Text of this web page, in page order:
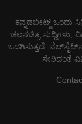
ಕನ್ನಡಬೀಟ್ಜ್ ಒಂದು
ಚಲನಚಿತ್ರ
ಒದಗಿಸುತ್ತದೆ.
ಸೇರಿದಂತೆ